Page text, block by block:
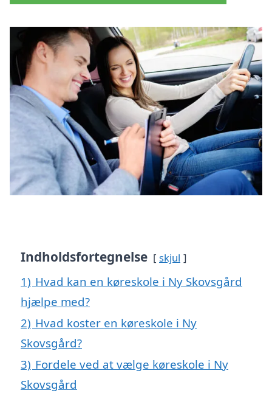
Indholdsfortegnelse skjul
1) Hvad kan en køreskole i Ny Skovsgård
hjælpe med?
2) Hvad koster en køreskole i Ny
Skovsgård?
3) Fordele ved at vælge køreskole i Ny
Skovsgård